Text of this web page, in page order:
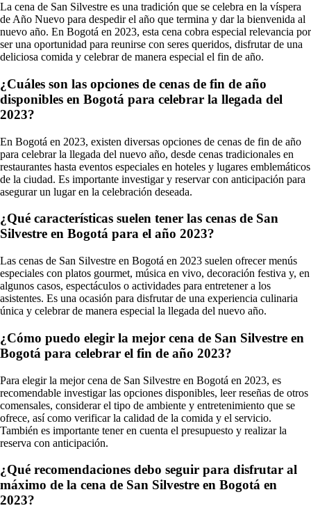
La cena de San Silvestre es una tradición que se celebra en la víspera
de Año Nuevo para despedir el año que termina y dar la bienvenida al
nuevo año. En Bogotá en 2023, esta cena cobra especial relevancia por
ser una oportunidad para reunirse con seres queridos, disfrutar de una
deliciosa comida y celebrar de manera especial el fin de año.
¿Cuáles son las opciones de cenas de fin de año
disponibles en Bogotá para celebrar la llegada del
2023?
En Bogotá en 2023, existen diversas opciones de cenas de fin de año
para celebrar la llegada del nuevo año, desde cenas tradicionales en
restaurantes hasta eventos especiales en hoteles y lugares emblemáticos
de la ciudad. Es importante investigar y reservar con anticipación para
asegurar un lugar en la celebración deseada.
¿Qué características suelen tener las cenas de San
Silvestre en Bogotá para el año 2023?
Las cenas de San Silvestre en Bogotá en 2023 suelen ofrecer menús
especiales con platos gourmet, música en vivo, decoración festiva y, en
algunos casos, espectáculos o actividades para entretener a los
asistentes. Es una ocasión para disfrutar de una experiencia culinaria
única y celebrar de manera especial la llegada del nuevo año.
¿Cómo puedo elegir la mejor cena de San Silvestre en
Bogotá para celebrar el fin de año 2023?
Para elegir la mejor cena de San Silvestre en Bogotá en 2023, es
recomendable investigar las opciones disponibles, leer reseñas de otros
comensales, considerar el tipo de ambiente y entretenimiento que se
ofrece, así como verificar la calidad de la comida y el servicio.
También es importante tener en cuenta el presupuesto y realizar la
reserva con anticipación.
¿Qué recomendaciones debo seguir para disfrutar al
máximo de la cena de San Silvestre en Bogotá en
2023?